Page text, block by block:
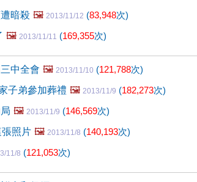
暗殺 🖼️ 2013/11/12 (83,948次)
🖼️ 2013/11/11 (169,355次)
中全會 🖼️ 2013/11/10 (121,788次)
子弟參加葬禮 🖼️ 2013/11/9 (182,273次)
🖼️ 2013/11/9 (146,569次)
照片 🖼️ 2013/11/8 (140,193次)
11/8 (121,053次)